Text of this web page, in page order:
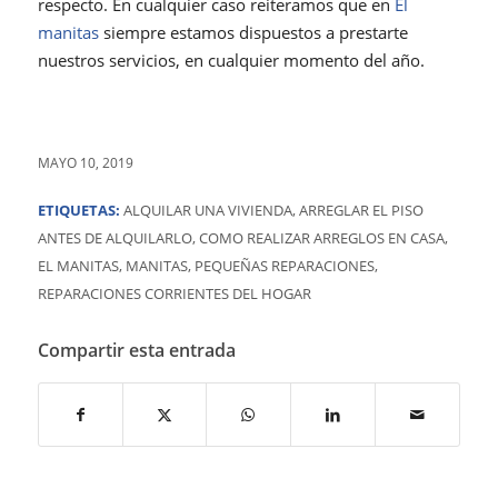
manitassiempre estamos dispuestos a prestarte
nuestros servicios, en cualquier momento del año.
MAYO 10, 2019
ETIQUETAS: ALQUILAR UNA VIVIENDA,ARREGLAR EL PISO
ANTES DE ALQUILARLO,COMO REALIZAR ARREGLOS EN CASA,
EL MANITAS, MANITAS, PEQUEÑAS REPARACIONES,
REPARACIONES CORRIENTES DEL HOGAR
Compartir esta entrada